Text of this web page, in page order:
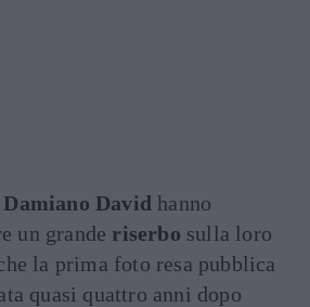
Damiano David hanno
un grande riserbo sulla loro
la prima foto resa pubblica
quasi quattro anni dopo